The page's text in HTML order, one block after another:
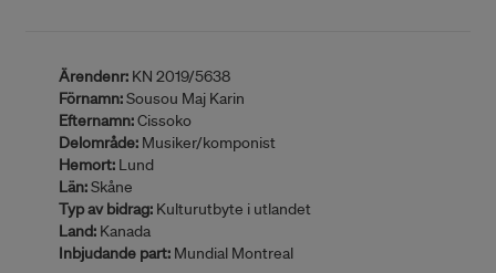
Ärendenr: KN 2019/5638
Förnamn:Sousou Maj Karin
Efternamn:Cissoko
Delområde: Musiker/komponist
Hemort: Lund
Län:Skåne
Typ av bidrag: Kulturutbyte i utlandet
Land: Kanada
Inbjudande part: Mundial Montreal